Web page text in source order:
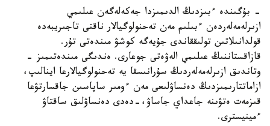
- بۇگىندە ءبىزدىڭ الدىمىزدا جەكەلەگەن عىلىمي
ازىرلەمەلەردەن ءبىلىم مەن تەحنولوگيالار ناقتى تاجىريبەدە
قولدانىلاتىن تولىققاندى جۇيەگە كوشۋ مىندەتى تۇر.
قازاقستاننىڭ عىلىمي الەۋەتى جوعارى. ەندىگى مىندەتىمىز -
وتاندىق ازىرلەمەلەردىڭ سۇرانىسقا يە تەحنولوگيالارعا اينالىپ،
ازاماتتارىمىزدىڭ دەنساۋلىعى مەن ءومىر ساپاسىن جاقسارتۋعا
قىزمەت ەتۋىنە جاعداي جاساۋ،-دەدى دەنساۋلىق ساقتاۋ
ءمينيسترى.